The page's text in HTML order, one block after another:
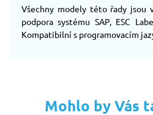
Všechny modely této řady jsou
podpora systému SAP, ESC
Kompatibilní s programovacím
Mohlo by Vás